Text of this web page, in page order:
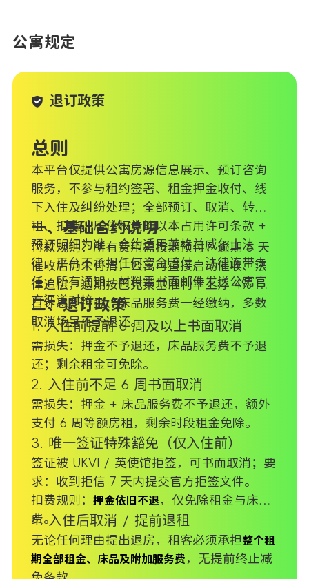
公寓规定
退订政策
总则
本平台仅提供公寓房源信息展示、预订咨询
服务，不参与租约签署、租金押金收付、线
下入住及纠纷处理；全部预订、取消、转
租、扣费、居住权责均以本占用许可条款 +
预订明细为准，合约适用英格兰威尔士法
律，平台不承担任何资金赔付、法律连带责
任，所有通知、材料需书面邮件发送公寓官
方渠道对接。
一、基础合约说明
付款规则：所有费用需按期预付，逾期 5 天
催收后仍未付清，公寓可直接启动催收、法
律追偿，逾期按巴克莱基准利率上浮 4% 按
日计息；押金、床品服务费一经缴纳，多数
取消场景不予退还。
二、退订政策
1. 入住前提前 6 周及以上书面取消
需损失：押金不予退还，床品服务费不予退
还；剩余租金可免除。
2. 入住前不足 6 周书面取消
需损失：押金 + 床品服务费不予退还，额外
支付 6 周等额房租，剩余时段租金免除。
3. 唯一签证特殊豁免（仅入住前）
签证被 UKVI / 英使馆拒签，可书面取消；要
求：收到拒信 7 天内提交官方拒签文件。
扣费规则： 押金依旧不退 ，仅免除租金与床品
费。
4. 入住后取消 / 提前退租
无论任何理由提出退房，租客必须承担整个租
期全部租金、床品及附加服务费 ，无提前终止减